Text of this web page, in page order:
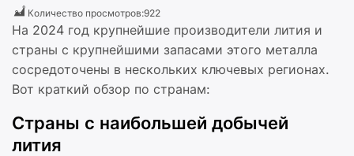
Количество просмотров:922
На 2024 год крупнейшие производители лития и
страны с крупнейшими запасами этого металла
сосредоточены в нескольких ключевых регионах.
Вот краткий обзор по странам:
Страны с наибольшей добычей
лития